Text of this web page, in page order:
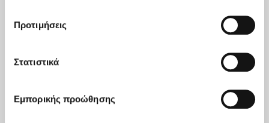
και τροποποιήστε τις προτιμήσεις σας (εκτός από τα
τεχνικώς απαραίτητα) επιλέγοντας τις επιθυμητές
Προτιμήσεις
Στατιστικά
Εμπορικής προώθησης